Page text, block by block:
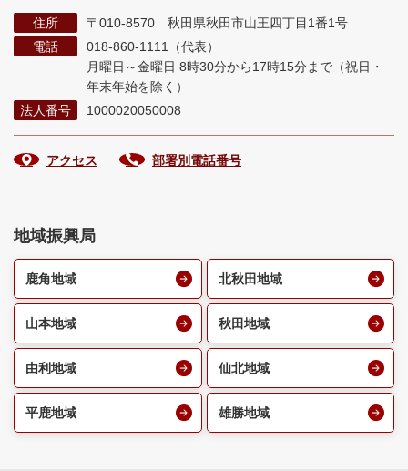
住所
〒010-8570 秋田県秋田市山王四丁目1番1号
電話
018-860-1111（代表）
月曜日～金曜日 8時30分から17時15分まで （祝日・
年末年始を除く）
法人番号
1000020050008
アクセス 部署別電話番号
地域振興局
鹿角地域 北秋田地域
山本地域 秋田地域
由利地域 仙北地域
平鹿地域 雄勝地域